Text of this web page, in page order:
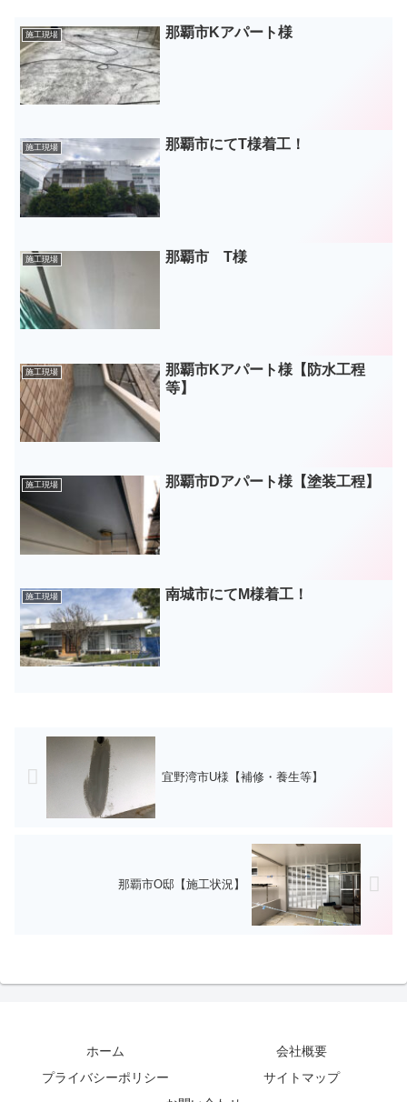
施工現場 那覇市Kアパート様
施工現場 那覇市にてT様着工！
施工現場 那覇市 T様
施工現場
那覇市Kアパート様【防水工程
等】
施工現場 那覇市Dアパート様【塗装工程】
施工現場 南城市にてM様着工！
宜野湾市U様【補修・養生等】
那覇市O邸【施工状況】
ホーム
会社概要
プライバシーポリシー
サイトマップ